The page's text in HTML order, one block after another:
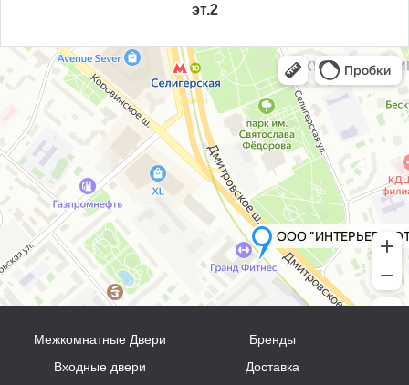
эт.2
Межкомнатные Двери
Входные двери
Бренды
Доставка